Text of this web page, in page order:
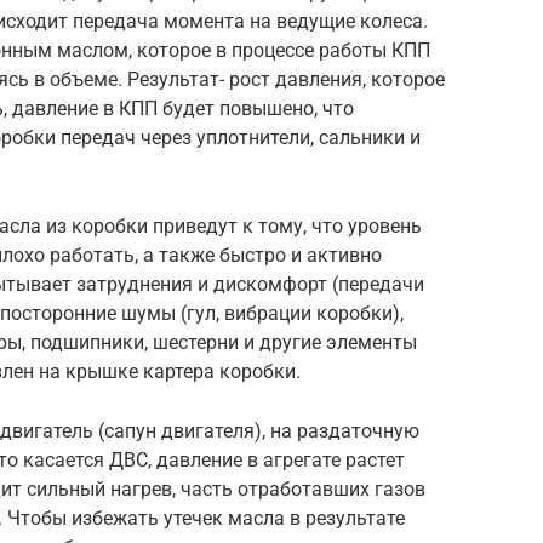
передача момента на ведущие колеса.
маслом, которое в процессе работы КПП
в объеме. Результат- рост давления, которое
давление в КПП будет повышено, что
передач через уплотнители, сальники и
из коробки приведут к тому, что уровень
работать, а также быстро и активно
затруднения и дискомфорт (передачи
шумы (гул, вибрации коробки),
подшипники, шестерни и другие элементы
на крышке картера коробки.
(сапун двигателя), на раздаточную
касается ДВС, давление в агрегате растет
сильный нагрев, часть отработавших газов
избежать утечек масла в результате